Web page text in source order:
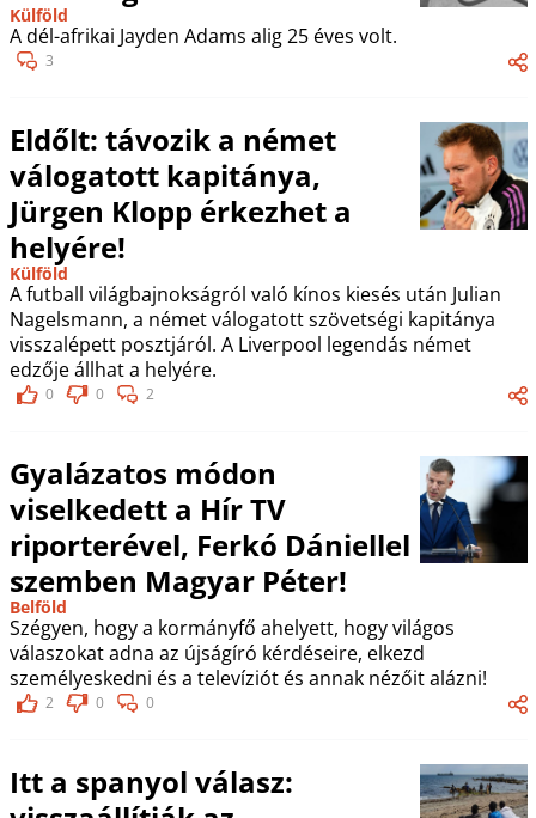
Külföld
A dél-afrikai Jayden Adams alig 25 éves volt.
3
Eldőlt: távozik a német
válogatott kapitánya,
Jürgen Klopp érkezhet a
helyére!
Külföld
A futball világbajnokságról való kínos kiesés után Julian
Nagelsmann, a német válogatott szövetségi kapitánya
visszalépett posztjáról. A Liverpool legendás német
edzője állhat a helyére.
0 0 2
Gyalázatos módon
viselkedett a Hír TV
riporterével, Ferkó Dániellel
szemben Magyar Péter!
Belföld
Szégyen, hogy a kormányfő ahelyett, hogy világos
válaszokat adna az újságíró kérdéseire, elkezd
személyeskedni és a televíziót és annak nézőit alázni!
2 0 0
Itt a spanyol válasz: